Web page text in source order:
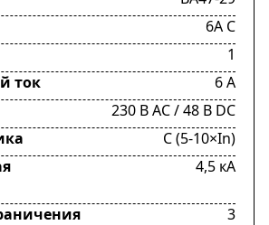
6А C
1
ток
6 А
230 В AC / 48 В DC
C (5-10×In)
4,5 кА
3